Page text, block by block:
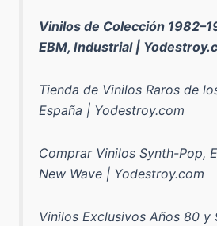
Vinilos de Colección
EBM, Industrial |
Tienda de Vinilos Raros de
España | Yodestroy.com
Comprar Vinilos Synth-Pop,
New Wave | Yodestroy.com
Vinilos Exclusivos Años 80 y